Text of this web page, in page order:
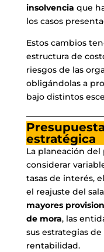
insolvencia que
los casos
Estos cambios
estructura de
riesgos de las
obligándolas a
bajo distintos
estratégica
La planeación
considerar
tasas de interés,
el reajuste del
mayores
de mora, las
sus estrategias
rentabilidad.